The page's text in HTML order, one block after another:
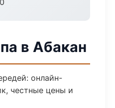
в Абакан
онлайн-
честные цены и